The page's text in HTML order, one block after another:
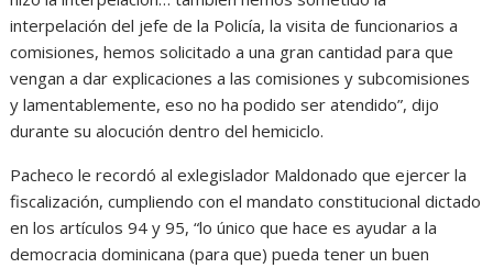
interpelación del jefe de la Policía, la visita de funcionarios a
comisiones, hemos solicitado a una gran cantidad para que
vengan a dar explicaciones a las comisiones y subcomisiones
y lamentablemente, eso no ha podido ser atendido”, dijo
durante su alocución dentro del hemiciclo.
Pacheco le recordó al exlegislador Maldonado que ejercer la
fiscalización, cumpliendo con el mandato constitucional dictado
en los artículos 94 y 95, “lo único que hace es ayudar a la
democracia dominicana (para que) pueda tener un buen